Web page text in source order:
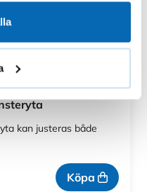
isolering och
inglasade
passform
montering i taket
på ditt glastak
välfungerande
kan justeras både
Köpa